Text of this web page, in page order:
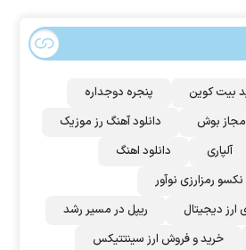
بیت کوین
پنجره دوجداره
مجاز بوش
دانلود آهنگ رز‌ موزیک
آلپاری
دانلود اهنگ
نکسو رمزارزی نوآور
دیجیتال
ریپل در مسیر رشد
خرید و فروش ارز سینتتیکس